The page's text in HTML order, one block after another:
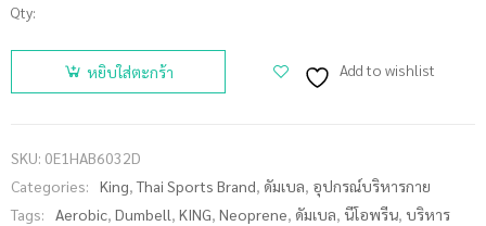
Qty:
จำนวน
KING
3 กก. (อัน)
ชิ้น
หยิบใส่ตะกร้า Add to wishlist
SKU: 0E1HAB6032D
Categories:
King,Thai Sports Brand, ดัมเบล, อุปกรณ์บริหารกาย
Tags:
Aerobic, Dumbell, KING, Neoprene, ดัมเบล, นีโอพรีน, บริหาร